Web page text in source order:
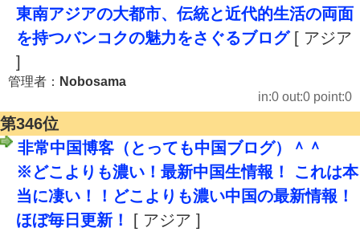
東南アジアの大都市、伝統と近代的生活の両面
を持つバンコクの魅力をさぐるブログ[ アジア
]
管理者： Nobosama
in:0 out:0 point:0
第346位
非常中国博客（とっても中国ブログ）＾＾ゞ
※どこよりも濃い！最新中国生情報！ これは本
当に凄い！！どこよりも濃い中国の最新情報！
ほぼ毎日更新！
[ アジア ]